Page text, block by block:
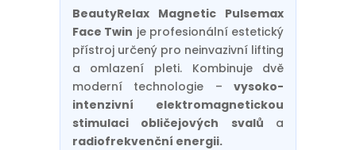
BeautyRelax Magnetic Pulsemax
Face Twin je profesionální estetický
přístroj určený pro neinvazivní lifting
a omlazení pleti. Kombinuje dvě
moderní technologie –vysoko-
intenzivní elektromagnetickou
stimulaci obličejových svalů a
radiofrekvenční energii.